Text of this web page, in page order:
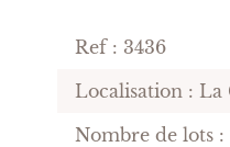
Ref : 3436
Localisation : La
Nombre de lots :